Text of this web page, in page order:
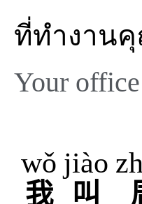
ที่ทำงานคุ
Your
我
wǒ
叫
jiào